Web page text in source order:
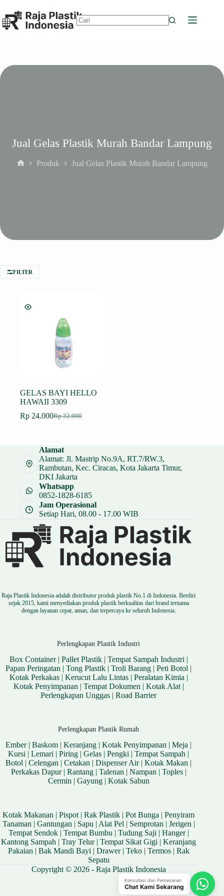
to
content
Jual Gelas Plastik Murah Bandar Lampung
Produk Jual Gelas Plastik Murah Bandar Lampung
FILTER
GELAS BAYI HELLO
HAWAII 3309
Rp32.000
Harga
Rp 32.000.
Rp 24.000Harga
adalah:
Rp 24.000.
Alamat
Alamat: Jl. Mastrip No.9A, RT.7/RW.3,
Rambutan, Kec. Ciracas, Kota Jakarta Timur,
DKI Jakarta
Whatsapp
0852-1828-6185
Jam Operasional
Setiap Hari, 08.00 - 17.00 WIB
Raja Plastik Indonesia adalah distributor produk plastik No.1 di Indonesia. Berdiri
sejak 2015, kami menyediakan produk plastik berkualitas dari brand ternama
dengan layanan cepat, aman, dan terpercaya ke seluruh Indonesia.
Perlengkapan Plastik Industri
Box Container| Pallet Plastik| Tempat Sampah Industri |
Papan Peringatan |Tong Plastik |Troli Barang |Peti Botol |
Kotak Perkakas| Kerucut Lalu Lintas| Peralatan Kimia |
Kotak Penyimpanan | Tempat Dokumen | Kotak Alat|
Perlengkapan Unggas |Road Barrier
Perlengkapan Plastik Rumah
Ember|Baskom |Keranjang |Kotak Penyimpanan |Meja |
Kursi |Lemari |Piring |Gelas |Pengki |Tempat Sampah |
Botol |Celengan |Cetakan |Dispenser Air|Kotak Makan |
Perkakas Dapur| Rantang| Talenan| Nampan| Toples|
Cermin| Gayung| Kotak Sabun
Kotak Makanan |Pispot|Rak Plastik |Pot Bunga |Penyiram
Tanaman| Gantungan| Sapu| Alat Pel| Semprotan| Jerigen|
Tempat Sendok| Tempat Bumbu| Tudung Saji| Hanger|
Kantong Sampah |Tray Telur|Tempat Sikat Gigi |Keranjang
Pakaian| Bak Mandi Bayi| Drawer| Teko| Termos| Rak
Sepatu
Copyright © 2026 - Raja Plastik Indonesia
Konsultasi dan Pemesanan
Chat Kami Sekarang